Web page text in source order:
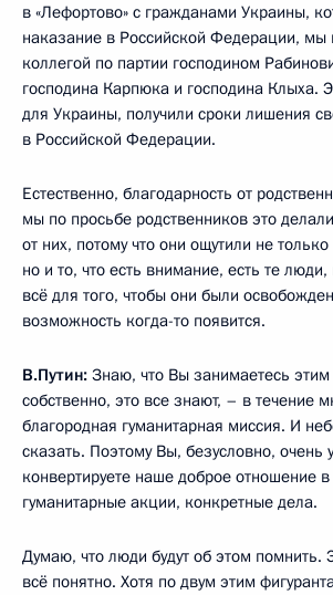
в «Лефортово» с гражданами Украины,
наказание в Российской Федерации, мы
коллегой по партии господином
господина Карпюка и господина Клыха.
для Украины, получили сроки лишения
в Российской Федерации.
Естественно, благодарность от
мы по просьбе родственников это
от них, потому что они ощутили не
но и то, что есть внимание, есть те
всё для того, чтобы они были
возможность когда-то появится.
В.Путин: Знаю, что Вы занимаетесь
собственно, это все знают, – в течение
благородная гуманитарная миссия. И
сказать. Поэтому Вы, безусловно, очень
конвертируете наше доброе отношение
гуманитарные акции, конкретные дела.
Думаю, что люди будут об этом помнить.
всё понятно. Хотя по двум этим